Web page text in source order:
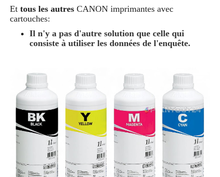
Et tous les autres CANON imprimantes avec
cartouches:
Il n'y a pas d'autre solution que celle qui
consiste à utiliser les données de l'enquête.